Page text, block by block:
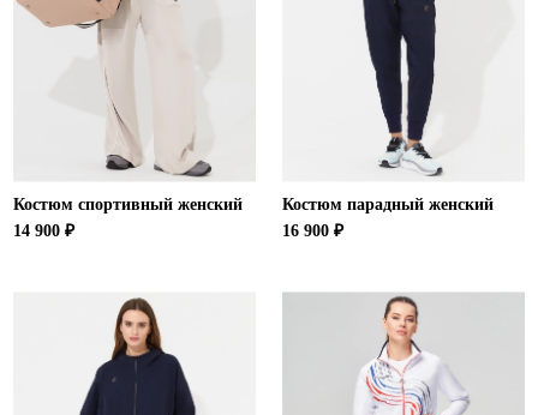
Ханты-Мансийский автономный округ (3)
Челябинская область (2)
Ямало-Ненецкий автономный округ (1)
Ярославская область (1)
Костюм спортивный женский
14 900 ₽
Костюм парадный женский
16 900 ₽